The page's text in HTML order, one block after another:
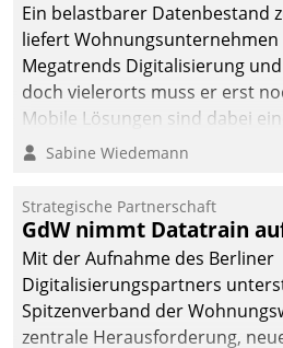
Ein belastbarer Datenbestand
liefert
Megatrends Digitalisierung
doch vielerorts muss er erst
Mobile Lösungen sind dabei
Sabine Wiedemann
Strategische Partnerschaft
GdW nimmt Datatrain
Mit der Aufnahme des Berliner
Digitalisierungspartners
Spitzenverband der
zentrale Herausforderung,